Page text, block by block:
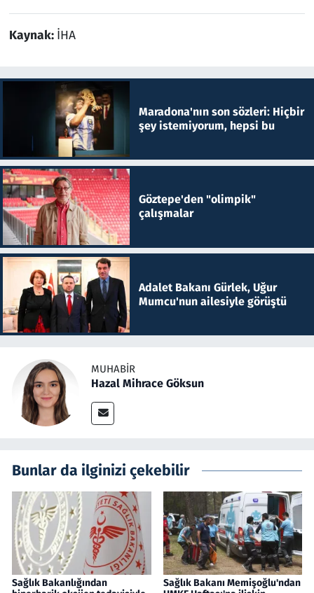
Kaynak: İHA
Maradona'nın son sözleri: Hiçbir
şey istemiyorum, hepsi bu
Göztepe'den "olimpik"
çalışmalar
Adalet Bakanı Gürlek, Uğur
Mumcu'nun ailesiyle görüştü
MUHABIR
Hazal Mihrace Göksun
Bunlar da ilginizi çekebilir
Sağlık Bakanlığından
Sağlık Bakanı Memişoğlu'ndan